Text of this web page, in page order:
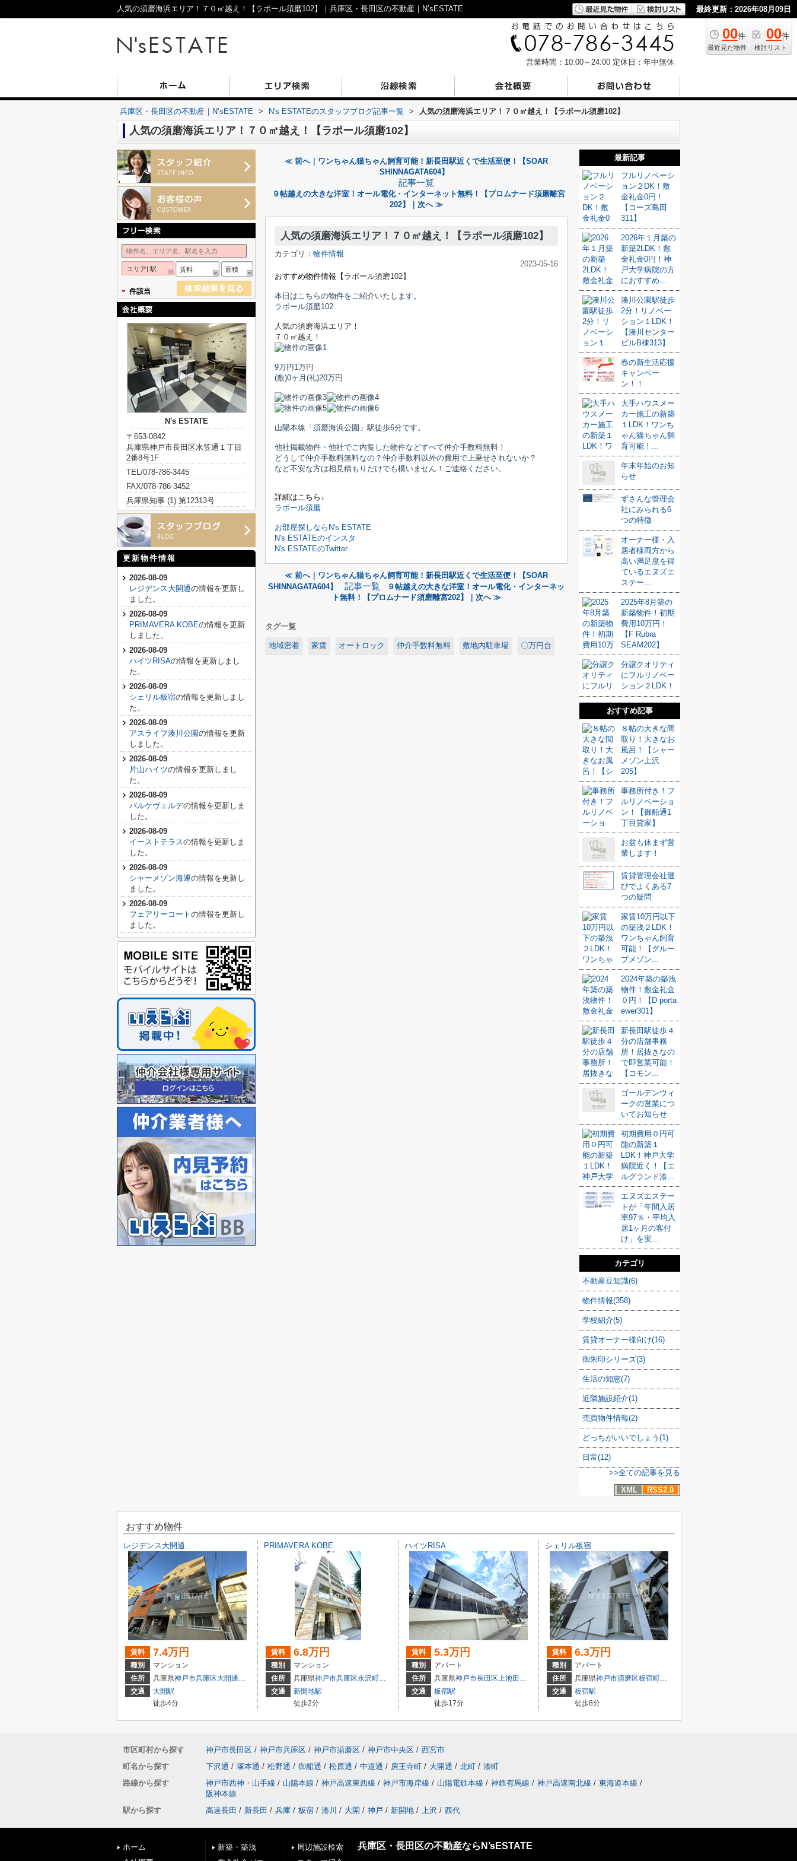
人気の須磨海浜エリア！７０㎡越え！【ラポール須磨102】｜兵庫区・長田区の不動産｜N’sESTATE 最終更新：2026年08月09日
00件
最近見た物件
00件
検討リスト
営業時間：10:00～24:00 定休日：年中無休
兵庫区・長田区の不動産｜N’sESTATE > N's ESTATEのスタッフブログ記事一覧 > 人気の須磨海浜エリア！７０㎡越え！【ラポール須磨102】
人気の須磨海浜エリア！７０㎡越え！【ラポール須磨102】
≪ 前へ｜ワンちゃん猫ちゃん飼育可能！新長田駅近くで生活至便！【SOAR
SHINNAGATA604】
記事一覧
９帖越えの大きな洋室！オール電化・インターネット無料！【プロムナード須磨離宮
202】｜次へ ≫
人気の須磨海浜エリア！７０㎡越え！【ラポール須磨102】
カテゴリ： 物件情報
2023-05-16
おすすめ物件情報【 ラポール須磨102】
本日はこちらの物件をご紹介いたします。
ラポール須磨102
人気の須磨海浜エリア！
７０㎡越え！
9万円 1万円
(敷)0ヶ月 (礼)20万円
山陽本線「須磨海浜公園」駅徒歩6分です。
他社掲載物件・他社でご内覧した物件などすべて仲介手数料無料！
どうして仲介手数料無料なの？仲介手数料以外の費用で上乗せされないか？
など不安な方は相見積もりだけでも構いません！ご連絡ください。
詳細はこちら↓
ラポール須磨
お部屋探しならN's ESTATE
N's ESTATEのインスタ
N's ESTATEのTwitter
≪ 前へ｜ワンちゃん猫ちゃん飼育可能！新長田駅近くで生活至便！【SOAR
SHINNAGATA604】
記事一覧
９帖越えの大きな洋室！オール電化・インターネッ
ト無料！【プロムナード須磨離宮202】｜次へ ≫
タグ一覧
地域密着 家賃 オートロック 仲介手数料無料 敷地内駐車場 〇万円台
最新記事
フルリノベーシ
ョン２DK！敷
金礼金0円！
【コーズ島田
311】
2026年１月築の
新築2LDK！敷
金礼金0円！神
戸大学病院の方
におすすめ...
湊川公園駅徒歩
2分！リノベー
ション１LDK！
【湊川センター
ビルB棟313】
春の新生活応援
キャンペー
ン！！
大手ハウスメー
カー施工の新築
１LDK！ワンち
ゃん猫ちゃん飼
育可能！...
年末年始のお知
らせ
ずさんな管理会
社にみられる6
つの特徴
オーナー様・入
居者様両方から
高い満足度を得
ているエヌズエ
ステー...
2025年8月築の
新築物件！初期
費用10万円！
【F Rubra
SEAM202】
分譲クオリティ
にフルリノベー
ション２LDK！
おすすめ記事
８帖の大きな間
取り！大きなお
風呂！【シャー
メゾン上沢
205】
事務所付き！フ
ルリノベーショ
ン！【御船通1
丁目貸家】
お盆も休まず営
業します！
賃貸管理会社選
びでよくある7
つの疑問
家賃10万円以下
の築浅２LDK！
ワンちゃん飼育
可能！【グルー
ブメゾン...
2024年築の築浅
物件！敷金礼金
０円！【D porta
ewer301】
新長田駅徒歩４
分の店舗事務
所！居抜きなの
で即営業可能！
【コモン...
ゴールデンウィ
ークの営業につ
いてお知らせ
初期費用０円可
能の新築１
LDK！神戸大学
病院近く！【エ
ルグランド湊...
エヌズエステー
トが「年間入居
率97％・平均入
居1ヶ月の客付
け」を実...
カテゴリ
不動産豆知識(6)
物件情報(358)
学校紹介(5)
賃貸オーナー様向け(16)
御朱印シリーズ(3)
生活の知恵(7)
近隣施設紹介(1)
売買物件情報(2)
どっちがいいでしょう(1)
日常(12)
>>全ての記事を見る
XML
RSS2.0
エリア| 駅 賃料 面積
- 件該当
N's ESTATE
〒653-0842
兵庫県神戸市長田区水笠通１丁目
2番8号1F
TEL/078-786-3445
FAX/078-786-3452
兵庫県知事 (1) 第12313号
更新物件情報
2026-08-09
レジデンス大開通の情報を更新し
ました。
2026-08-09
PRIMAVERA KOBEの情報を更新
しました。
2026-08-09
ハイツRISAの情報を更新しまし
た。
2026-08-09
シェリル板宿の情報を更新しまし
た。
2026-08-09
アスライフ湊川公園の情報を更新
しました。
2026-08-09
片山ハイツの情報を更新しまし
た。
2026-08-09
パルケヴェルデの情報を更新しま
した。
2026-08-09
イーストテラスの情報を更新しま
した。
2026-08-09
シャーメゾン海運の情報を更新し
ました。
2026-08-09
フェアリーコート の情報を更新し
ました。
おすすめ物件
レジデンス大開通
賃料 7.4万円
種別
マンション
住所
兵庫県神戸市兵庫区大開通６丁目
交通
大開駅
徒歩4分
PRIMAVERA KOBE
賃料 6.8万円
種別
マンション
住所
兵庫県神戸市兵庫区永沢町４丁目
交通
新開地駅
徒歩2分
ハイツRISA
賃料 5.3万円
種別
アパート
住所
兵庫県神戸市長田区上池田 ３丁目
交通
板宿駅
徒歩17分
シェリル板宿
賃料 6.3万円
種別
アパート
住所
兵庫県神戸市須磨区板宿町３丁目8-3
交通
板宿駅
徒歩8分
市区町村から探す 神戸市長田区 / 神戸市兵庫区 / 神戸市須磨区 / 神戸市中央区 / 西宮市
町名から探す
下沢通 / 塚本通 / 松野通 / 御船通 / 松原通 / 中道通 / 房王寺町 / 大開通 / 北町 / 湊町
路線から探す
神戸市西神・山手線 / 山陽本線 / 神戸高速東西線 / 神戸市海岸線 / 山陽電鉄本線 / 神鉄有馬線 / 神戸高速南北線 / 東海道本線 /
阪神本線
駅から探す
高速長田 / 新長田 / 兵庫 / 板宿 / 湊川 / 大開 / 神戸 / 新開地 / 上沢 / 西代
ホーム
新築・築浅
周辺施設検索
兵庫区・長田区の不動産ならN’sESTATE